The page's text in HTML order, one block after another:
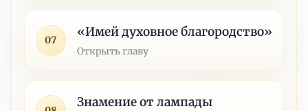
07
«Имей духовное благородство»
Открыть главу
Знамение от лампады